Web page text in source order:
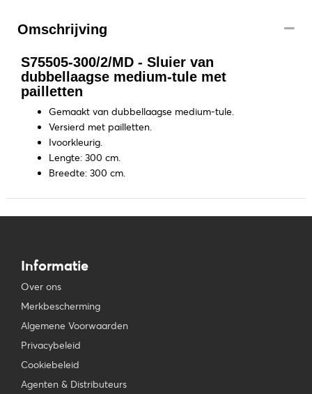
Omschrijving
S75505-300/2/MD - Sluier van
dubbellaagse medium-tule met
pailletten
Gemaakt van dubbellaagse medium-tule.
Versierd met pailletten.
Ivoorkleurig.
Lengte: 300 cm.
Breedte: 300 cm.
Informatie
Over ons
Merkbescherming
Algemene Voorwaarden
Privacybeleid
Cookiebeleid
Agenten & Distributeurs